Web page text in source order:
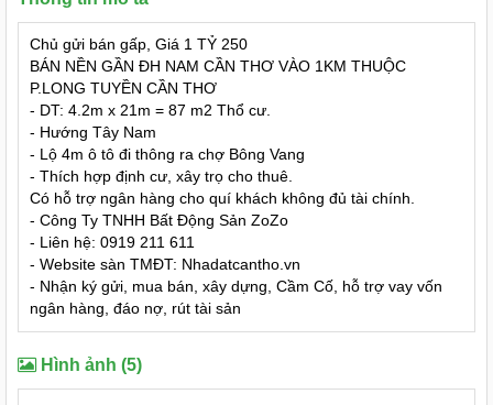
Chủ gửi bán gấp, Giá 1 TỶ 250
BÁN NỀN GẦN ĐH NAM CẦN THƠ VÀO 1KM THUỘC
P.LONG TUYỀN CẦN THƠ
- DT: 4.2m x 21m = 87 m2 Thổ cư.
- Hướng Tây Nam
- Lộ 4m ô tô đi thông ra chợ Bông Vang
- Thích hợp định cư, xây trọ cho thuê.
Có hỗ trợ ngân hàng cho quí khách không đủ tài chính.
- Công Ty TNHH Bất Động Sản ZoZo
- Liên hệ: 0919 211 611
- Website sàn TMĐT: Nhadatcantho.vn
- Nhận ký gửi, mua bán, xây dựng, Cầm Cố, hỗ trợ vay vốn
ngân hàng, đáo nợ, rút tài sản
Hình ảnh (5)